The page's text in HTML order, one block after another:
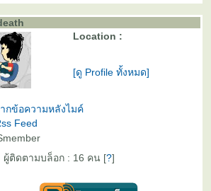
Location :
[ดู Profile ทั้งหมด]
กข้อความหลังไมค์
Feed
ผู้ติดตามบล็อก : 16 คน [?]